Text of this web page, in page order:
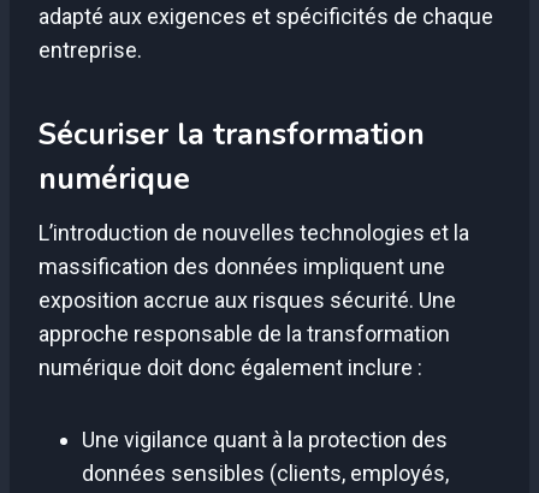
adapté aux exigences et spécificités de chaque
entreprise.
Sécuriser la transformation
numérique
L’introduction de nouvelles technologies et la
massification des données impliquent une
exposition accrue aux risques sécurité. Une
approche responsable de la transformation
numérique doit donc également inclure :
Une vigilance quant à la protection des
données sensibles (clients, employés,